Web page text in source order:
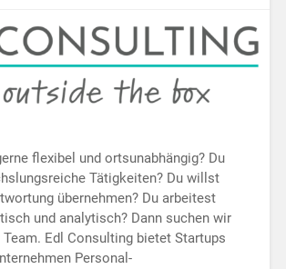
flexibel und ortsunabhängig? Du
Tätigkeiten? Du willst
übernehmen? Du arbeitest
und analytisch? Dann suchen wir
Edl Consulting bietet Startups
Personal-